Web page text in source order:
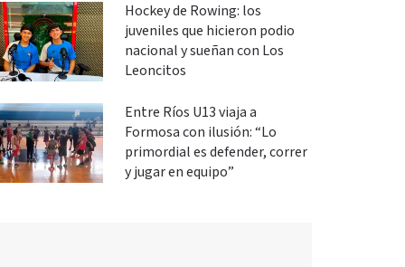
Hockey de Rowing: los
juveniles que hicieron podio
nacional y sueñan con Los
Leoncitos
Entre Ríos U13 viaja a
Formosa con ilusión: “Lo
primordial es defender, correr
y jugar en equipo”